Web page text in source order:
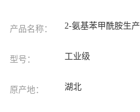
产品名称： 2-氨基苯甲酰胺生产
型号： 工业级
原产地： 湖北